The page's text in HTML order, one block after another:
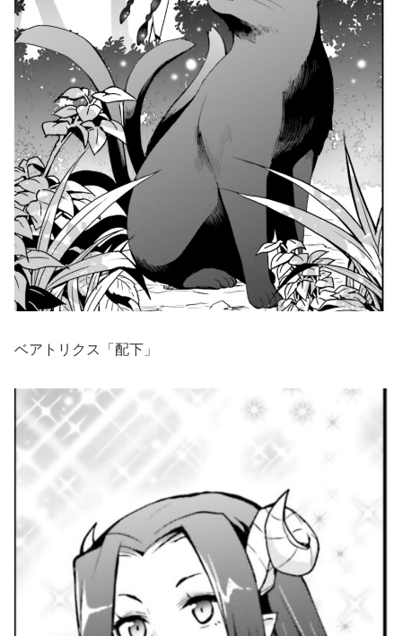
ベアトリクス「配下」